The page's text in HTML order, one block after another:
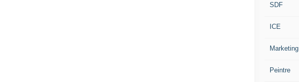
SDF
ICE
Marketing
Peintre